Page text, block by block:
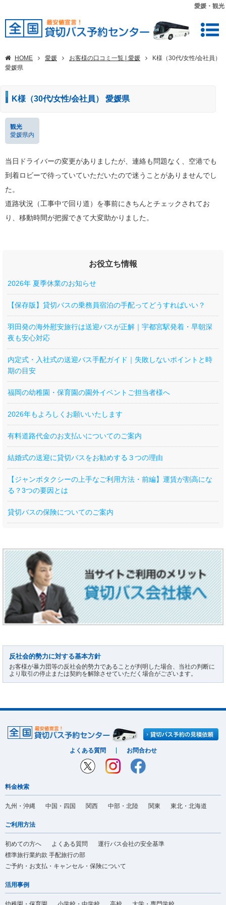
愛媛・観光
HOME 愛媛 お客様の口コミ一覧 | 愛媛
K様（30代/女性/会社員）
愛媛県
K様（30代/女性/会社員） 愛媛県
観光
愛媛県内
当日ドライバーの変更がありましたが、連絡も問題なく、空港でも
到着ロビーで待っていていただいたので迷うことがありませんでし
た。
道路状況（工事中で回り道）を事前にきちんとチェックされてお
り、移動時間が把握できて大変助かりました。
お役立ち情報
2026年 夏季休業のお知らせ
【保存版】貸切バスの乗務員宿泊の手配ってどうすればいい？
羽田発の海外慰安旅行は送迎バスが正解｜宇都宮駅発着・早朝深
夜も安心対応
内定式・入社式の送迎バス手配ガイド｜失敗しないポイントと時
期の目安
福岡の幼稚園・保育園の園外イベントご担当者様へ
2026年もよろしくお願いいたします
有料道路代金のお支払いについてのご案内
結婚式の送迎に貸切バスをお勧めする３つの理由
【ジャンボタクシーの上手なご利用方法・前編】運賃が割高にな
る？3つの要因とは
貸切バスの保険についてのご案内
反社会的勢力に対する基本方針
お客様が暴力団等の反社会的勢力であることが判明した場合、当社の判断に
より取引の停止または契約を解除させていただく場合がございます。
よくある質問 お問合わせ
料金検索
九州・沖縄 中国・四国 関西 中部・北陸 関東 東北・北海道
ご利用方法
初めての方へ よくある質問
運行バス会社の安全基準
標準旅行業約款 手配旅行の部
ご予約・お支払・キャンセル・保険について
活用事例